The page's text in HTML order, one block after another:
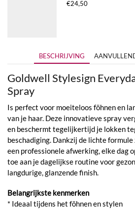
€24,50
BESCHRIJVING
Goldwell Stylesign
Spray
Is perfect voor moeiteloos föhnen en
van je haar. Deze innovatieve spray
en beschermt tegelijkertijd je lokken
beschadiging. Dankzij de lichte
een professionele afwerking, elke dag
toe aan je dagelijkse routine voor
langdurige, glanzende finish.
Belangrijkste kenmerken
* Ideaal tijdens het föhnen en stylen